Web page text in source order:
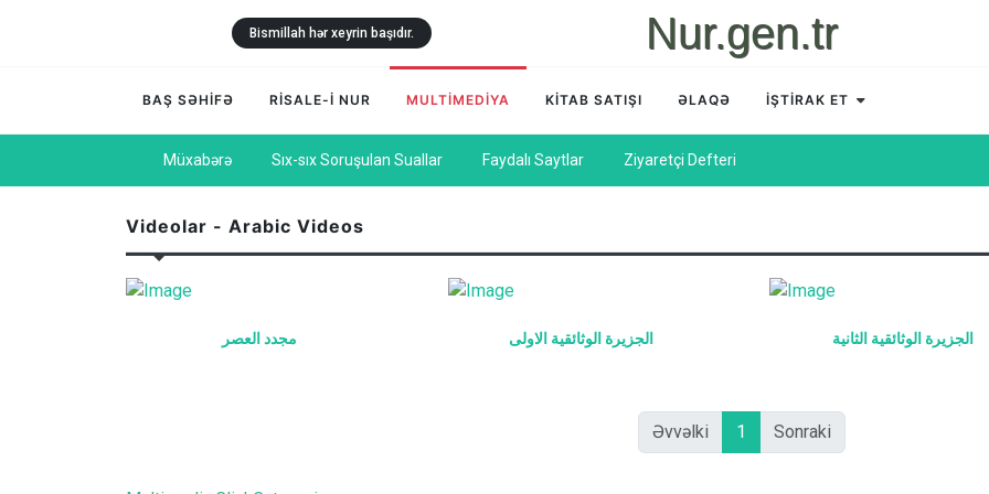
Nur.gen.tr
Bismillah hər xeyrin başıdır.
BAŞ SƏHİFƏ RİSALE-İ NUR MULTİMEDİYA KİTAB SATIŞI ƏLAQƏ İŞTİRAK ET
Müxabərə Sıx-sıx Soruşulan Suallar Faydalı Saytlar Ziyaretçi Defteri
Videolar - Arabic Videos
مجدد العصر الجزيرة الوثائقية الاولى الجزيرة الوثائقية الثانية
Əvvəlki 1 Sonraki